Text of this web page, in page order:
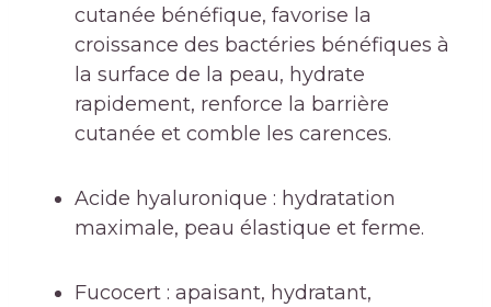
cutanée bénéfique, favorise la
croissance des bactéries bénéfiques à
la surface de la peau, hydrate
rapidement, renforce la barrière
cutanée et comble les carences.
Acide hyaluronique : hydratation
maximale, peau élastique et ferme.
Fucocert : apaisant, hydratant,